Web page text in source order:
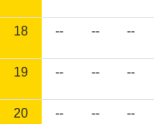
18 -- -- --
19 -- -- --
20 -- -- --